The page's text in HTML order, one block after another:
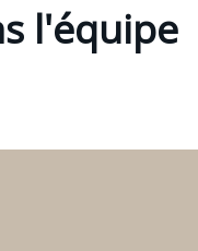
l'équipe